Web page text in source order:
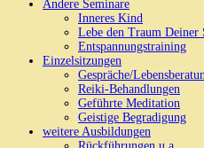
Andere Seminare
Inneres Kind
Lebe den Traum Deiner
Entspannungstraining
Einzelsitzungen
Gespräche/
Reiki-Behandlungen
Geführte Meditation
Geistige Begradigung
weitere Ausbildungen